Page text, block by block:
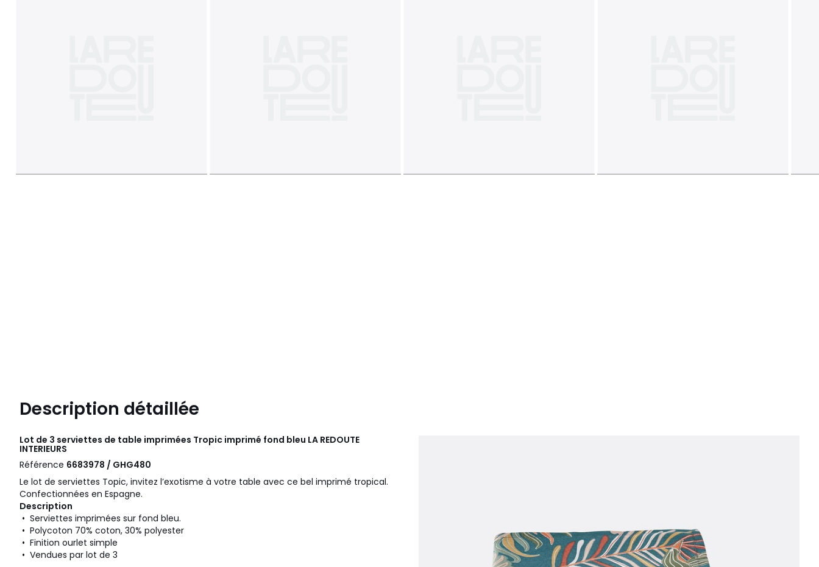
Description détaillée
Lot de 3 serviettes de table imprimées Tropic imprimé fond bleu LA REDOUTE
INTERIEURS
Référence 6683978 / GHG480
Le lot de serviettes Topic, invitez l’exotisme à votre table avec ce bel imprimé tropical.
Confectionnées en Espagne.
Description
• Serviettes imprimées sur fond bleu.
• Polycoton 70% coton, 30% polyester
• Finition ourlet simple
• Vendues par lot de 3